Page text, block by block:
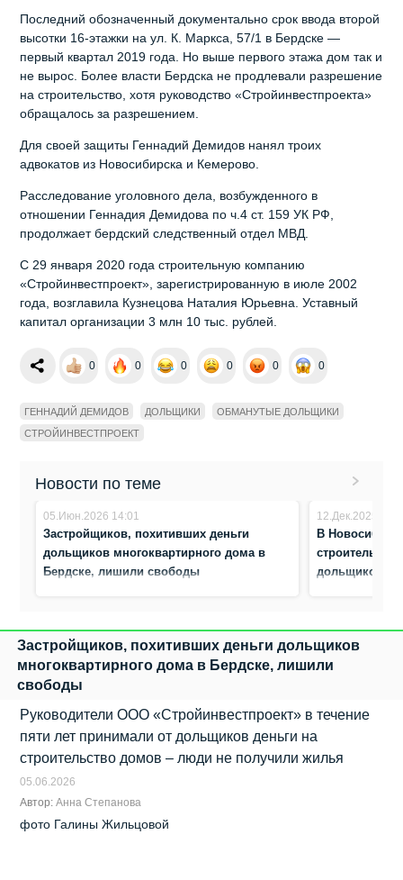
Последний обозначенный документально срок ввода второй
высотки 16-этажки на ул. К. Маркса, 57/1 в Бердске —
первый квартал 2019 года. Но выше первого этажа дом так и
не вырос. Более власти Бердска не продлевали разрешение
на строительство, хотя руководство «Стройинвестпроекта»
обращалось за разрешением.
Для своей защиты Геннадий Демидов нанял троих
адвокатов из Новосибирска и Кемерово.
Расследование уголовного дела, возбужденного в
отношении Геннадия Демидова по ч.4 ст. 159 УК РФ,
продолжает бердский следственный отдел МВД.
С 29 января 2020 года строительную компанию
«Стройинвестпроект», зарегистрированную в июле 2002
года, возглавила Кузнецова Наталия Юрьевна. Уставный
капитал организации 3 млн 10 тыс. рублей.
0 0 0 0 0 0
ГЕННАДИЙ ДЕМИДОВ ДОЛЬЩИКИ
ОБМАНУТЫЕ ДОЛЬЩИКИ
СТРОЙИНВЕСТПРОЕКТ
Новости по теме
05.Июн.2026 14:01
Застройщиков, похитивших деньги
дольщиков многоквартирного дома в
Бердске, лишили свободы
12.Дек.2025 9:04
В
дольщиков
Застройщиков, похитивших деньги дольщиков
многоквартирного дома в Бердске, лишили
свободы
Руководители ООО «Стройинвестпроект» в течение
пяти лет принимали от дольщиков деньги на
строительство домов – люди не получили жилья
05.06.2026
Автор:Анна Степанова
фото Галины Жильцовой